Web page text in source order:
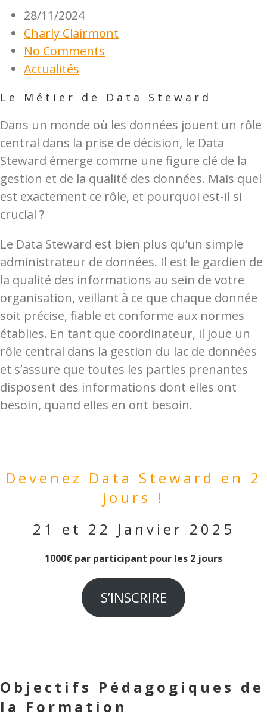
28/11/2024
Charly Clairmont
No Comments
Actualités
Le Métier de Data Steward
Dans un monde où les données jouent un rôle
central dans la prise de décision, le Data
Steward émerge comme une figure clé de la
gestion et de la qualité des données. Mais quel
est exactement ce rôle, et pourquoi est-il si
crucial ?
Le Data Steward est bien plus qu’un simple
administrateur de données. Il est le gardien de
la qualité des informations au sein de votre
organisation, veillant à ce que chaque donnée
soit précise, fiable et conforme aux normes
établies. En tant que coordinateur, il joue un
rôle central dans la gestion du lac de données
et s’assure que toutes les parties prenantes
disposent des informations dont elles ont
besoin, quand elles en ont besoin.
Devenez Data Steward en 2
jours !
21 et 22 Janvier 2025
1000€ par participant pour les 2 jours
S’INSCRIRE
Objectifs Pédagogiques de
la Formation